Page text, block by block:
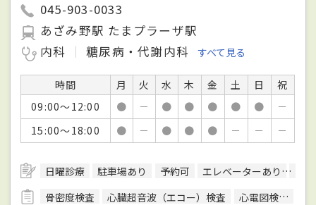
045-903-0033
あざみ野駅 たまプラーザ駅
内科
糖尿病・代謝内科 すべて見る
時間 月 火 水 木 金 土 日
祝
09:00～12:00
● － ● ● ● ● ●
－
15:00～18:00
● － ● ● ● － － －
日曜診療 駐車場あり 予約可 エレベーターあり
骨密度検査
心臓超音波（エコー）検査 心電図検査